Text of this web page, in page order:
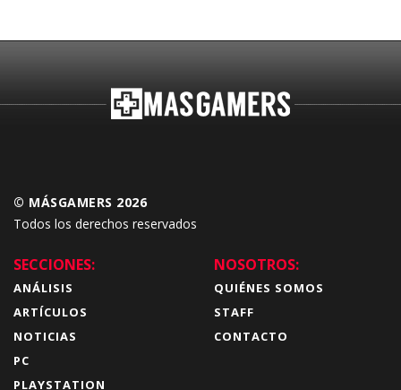
© MÁSGAMERS 2026
Todos los derechos reservados
SECCIONES:
ANÁLISIS
ARTÍCULOS
NOTICIAS
PC
PLAYSTATION
NOSOTROS:
QUIÉNES SOMOS
STAFF
CONTACTO